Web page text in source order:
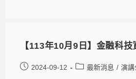
【113年10月9日】金融科
2024-09-12 最新消息 / 演講